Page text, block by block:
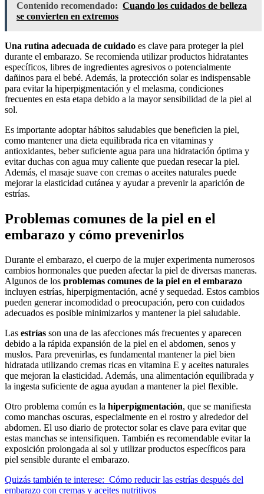
Contenido recomendado: Cuando los cuidados de belleza
se convierten en extremos
Una rutina adecuada de cuidado es clave para proteger la piel
durante el embarazo. Se recomienda utilizar productos hidratantes
específicos, libres de ingredientes agresivos o potencialmente
dañinos para el bebé. Además, la protección solar es indispensable
para evitar la hiperpigmentación y el melasma, condiciones
frecuentes en esta etapa debido a la mayor sensibilidad de la piel al
sol.
Es importante adoptar hábitos saludables que beneficien la piel,
como mantener una dieta equilibrada rica en vitaminas y
antioxidantes, beber suficiente agua para una hidratación óptima y
evitar duchas con agua muy caliente que puedan resecar la piel.
Además, el masaje suave con cremas o aceites naturales puede
mejorar la elasticidad cutánea y ayudar a prevenir la aparición de
estrías.
Problemas comunes de la piel en el
embarazo y cómo prevenirlos
Durante el embarazo, el cuerpo de la mujer experimenta numerosos
cambios hormonales que pueden afectar la piel de diversas maneras.
Algunos de los problemas comunes de la piel en el embarazo
incluyen estrías, hiperpigmentación, acné y sequedad. Estos cambios
pueden generar incomodidad o preocupación, pero con cuidados
adecuados es posible minimizarlos y mantener la piel saludable.
Las estrías son una de las afecciones más frecuentes y aparecen
debido a la rápida expansión de la piel en el abdomen, senos y
muslos. Para prevenirlas, es fundamental mantener la piel bien
hidratada utilizando cremas ricas en vitamina E y aceites naturales
que mejoran la elasticidad. Además, una alimentación equilibrada y
la ingesta suficiente de agua ayudan a mantener la piel flexible.
Otro problema común es la hiperpigmentación, que se manifiesta
como manchas oscuras, especialmente en el rostro y alrededor del
abdomen. El uso diario de protector solar es clave para evitar que
estas manchas se intensifiquen. También es recomendable evitar la
exposición prolongada al sol y utilizar productos específicos para
piel sensible durante el embarazo.
Quizás también te interese: Cómo reducir las estrías después del
embarazo con cremas y aceites nutritivos